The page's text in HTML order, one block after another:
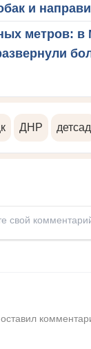
и
метров: в
ДНР детсад